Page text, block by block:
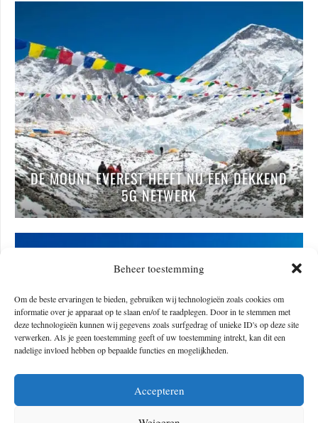
Beheer toestemming
Om de beste ervaringen te bieden, gebruiken wij technologieën zoals cookies om
informatie over je apparaat op te slaan en/of te raadplegen. Door in te stemmen met
deze technologieën kunnen wij gegevens zoals surfgedrag of unieke ID's op deze site
verwerken. Als je geen toestemming geeft of uw toestemming intrekt, kan dit een
nadelige invloed hebben op bepaalde functies en mogelijkheden.
Accepteren
DE MOUNT EVEREST HEEFT NU EEN DEKKEND
5G NETWERK
SINDS TIENTALLEN JAREN ZIJN DE TOPPEN